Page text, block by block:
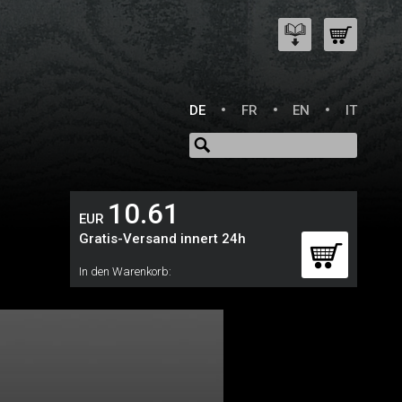
DE FR EN IT
EUR 10.61
Gratis-Versand innert 24h
In den Warenkorb: